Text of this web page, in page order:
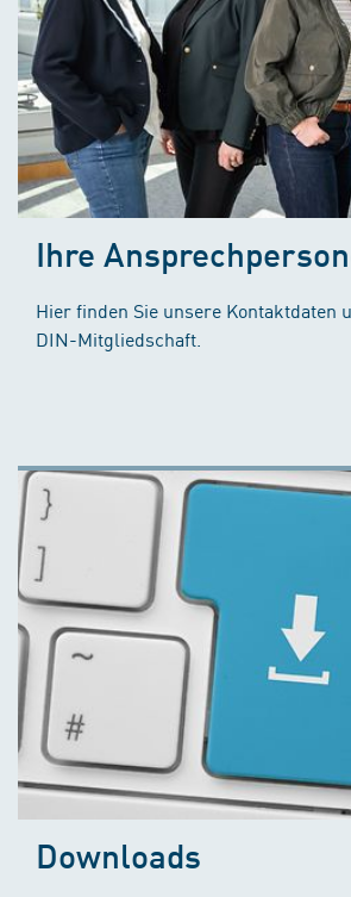
Ihre
Hier finden Sie unsere Kontaktdaten
DIN-Mitgliedschaft.
Downloads